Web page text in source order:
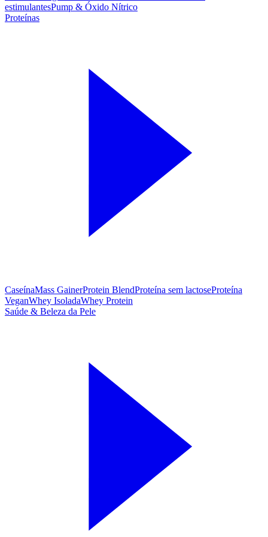
estimulantesPump & Óxido Nítrico
Proteínas
CaseínaMass GainerProtein BlendProteína sem lactoseProteína
VeganWhey IsoladaWhey Protein
Saúde & Beleza da Pele